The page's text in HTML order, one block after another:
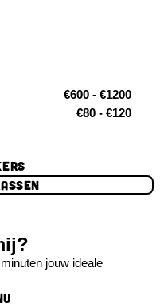
€600 - €1200
€80 - €120
jouw ideale